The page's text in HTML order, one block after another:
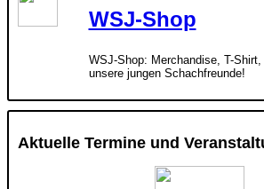
WSJ-Shop
WSJ-Shop: Merchandise, T-
unsere jungen Schachfreunde!
Aktuelle Termine und